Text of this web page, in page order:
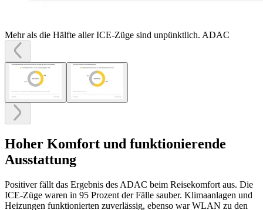
Mehr als die Hälfte aller ICE-Züge sind unpünktlich. ADAC
Hoher Komfort und funktionierende
Ausstattung
Positiver fällt das Ergebnis des ADAC beim Reisekomfort aus. Die
ICE-Züge waren in 95 Prozent der Fälle sauber. Klimaanlagen und
Heizungen funktionierten zuverlässig, ebenso war WLAN zu den